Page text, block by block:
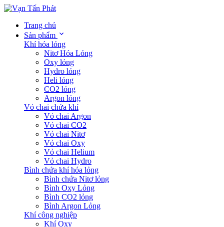
Trang chủ
Sản phẩm
Khí hóa lỏng
Nitơ Hóa Lỏng
Oxy lỏng
Hydro lỏng
Heli lỏng
CO2 lỏng
Argon lỏng
Vỏ chai chứa khí
Vỏ chai Argon
Vỏ chai CO2
Vỏ chai Nitơ
Vỏ chai Oxy
Vỏ chai Helium
Vỏ chai Hydro
Bình chứa khí hóa lỏng
Bình chứa Nitơ lỏng
Bình Oxy Lỏng
Bình CO2 lỏng
Bình Argon Lỏng
Khí công nghiệp
Khí Oxy